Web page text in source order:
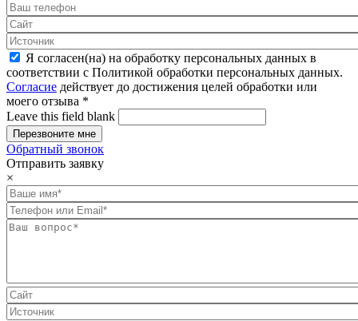
Я согласен(на) на обработку персональных данных в
соответствии с Политикой обработки персональных данных.
Согласие действует до достижения целей обработки или
моего отзыва *
Leave this field blank
Обратный звонок
Отправить заявку
×